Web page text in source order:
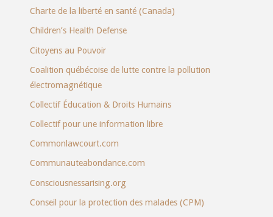
Charte de la liberté en santé (Canada)
Children’s Health Defense
Citoyens au Pouvoir
Coalition québécoise de lutte contre la pollution
électromagnétique
Collectif Éducation & Droits Humains
Collectif pour une information libre
Commonlawcourt.com
Communauteabondance.com
Consciousnessarising.org
Conseil pour la protection des malades (CPM)